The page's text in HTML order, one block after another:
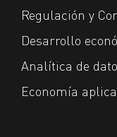
Regulación y
Desarrollo
Analítica de
Economía